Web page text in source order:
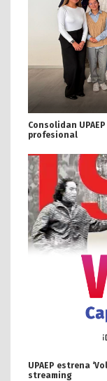
Consolidan
profesional
UPAEP estrena
streaming